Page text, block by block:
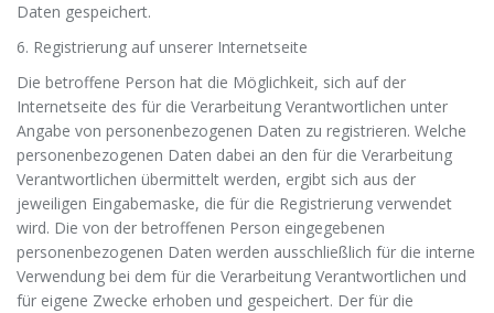
Daten gespeichert.
6. Registrierung auf unserer Internetseite
Die betroffene Person hat die Möglichkeit, sich auf der
Internetseite des für die Verarbeitung Verantwortlichen unter
Angabe von personenbezogenen Daten zu registrieren. Welche
personenbezogenen Daten dabei an den für die Verarbeitung
Verantwortlichen übermittelt werden, ergibt sich aus der
jeweiligen Eingabemaske, die für die Registrierung verwendet
wird. Die von der betroffenen Person eingegebenen
personenbezogenen Daten werden ausschließlich für die interne
Verwendung bei dem für die Verarbeitung Verantwortlichen und
für eigene Zwecke erhoben und gespeichert. Der für die